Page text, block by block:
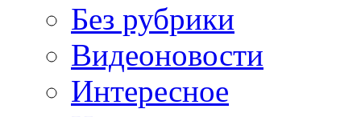
Без рубрики
Видеоновости
Интересное